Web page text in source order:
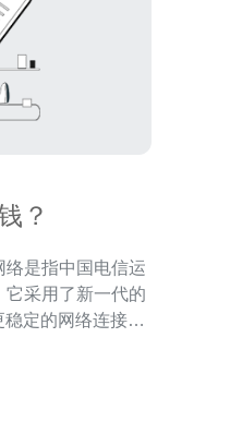
？
采用了新一代的
稳定的网络连接。
等。 在网络